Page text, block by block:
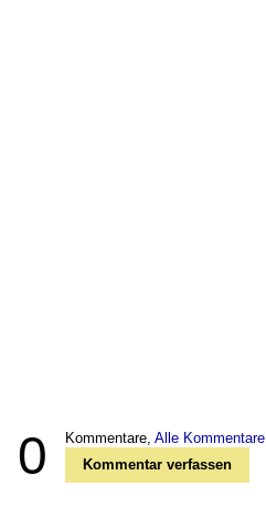
0 Kommentare, Alle Kommentare
Kommentar verfassen